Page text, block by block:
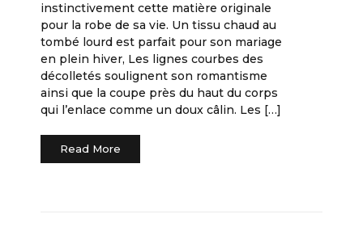
instinctivement cette matière originale
pour la robe de sa vie. Un tissu chaud au
tombé lourd est parfait pour son mariage
en plein hiver, Les lignes courbes des
décolletés soulignent son romantisme
ainsi que la coupe près du haut du corps
qui l’enlace comme un doux câlin. Les […]
Read More